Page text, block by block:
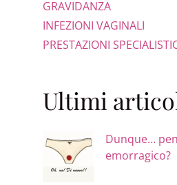
GRAVIDANZA
INFEZIONI VAGINALI
PRESTAZIONI
Ultimi
Dunque…
emorragico?